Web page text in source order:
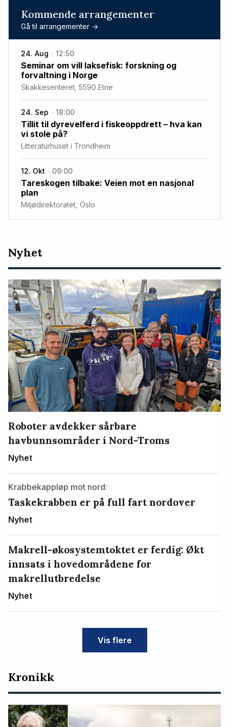
Kommende arrangementer
Gå til arrangementer ->
24. Aug 12:50
Seminar om vill laksefisk: forskning og
forvaltning i Norge
Skakkesenteret, 5590 Etne
24. Sep 18:00
Tillit til dyrevelferd i fiskeoppdrett – hva kan
vi stole på?
Litteraturhuset i Trondheim
12. Okt 09:00
Tareskogen tilbake: Veien mot en nasjonal
plan
Miljødirektoratet, Oslo
Nyeste
artikler
Nyhet
Roboter avdekker sårbare
havbunnsområder i Nord-Troms
Nyhet
Krabbekappløp mot nord:
Taskekrabben er på full fart nordover
Nyhet
Makrell-økosystemtoktet er ferdig: Økt
innsats i hovedområdene for
makrellutbredelse
Nyhet
Vis flere
Kronikk